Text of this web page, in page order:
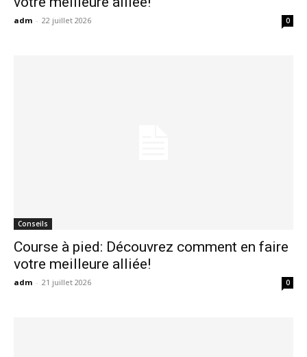
adm - 22 juillet 2026 0
Conseils
Course à pied: Découvrez comment en faire
votre meilleure alliée!
adm - 21 juillet 2026 0